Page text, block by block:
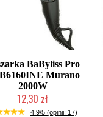
BaByliss Pro
Murano
2000W
12,30 zł
Produkt wycofany
4.9/5 (opinii: 17)